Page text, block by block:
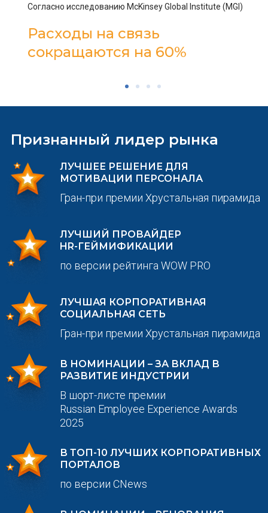
Согласно исследованию McKinsey Global Institute (MGI)
Расходы на связь
сокращаются на 60%
Признанный лидер рынка
ЛУЧШЕЕ РЕШЕНИЕ ДЛЯ
МОТИВАЦИИ ПЕРСОНАЛА
Гран-при премии Хрустальная пирамида
ЛУЧШИЙ ПРОВАЙДЕР
HR-ГЕЙМИФИКАЦИИ
по версии рейтинга WOW PRO
ЛУЧШАЯ КОРПОРАТИВНАЯ
СОЦИАЛЬНАЯ СЕТЬ
Гран-при премии Хрустальная пирамида
В НОМИНАЦИИ – ЗА ВКЛАД В
РАЗВИТИЕ ИНДУСТРИИ
В шорт-листе премии
Russian Employee Experience Awards
2025
В ТОП-10 ЛУЧШИХ КОРПОРАТИВНЫХ
ПОРТАЛОВ
по версии CNews